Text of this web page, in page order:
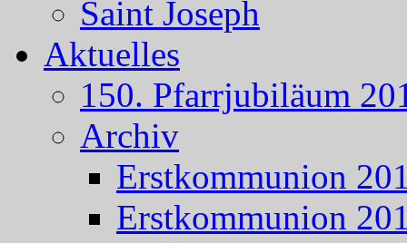
Saint Joseph
Aktuelles
150. Pfarrjubiläum
Archiv
Erstkommunion
Erstkommunion